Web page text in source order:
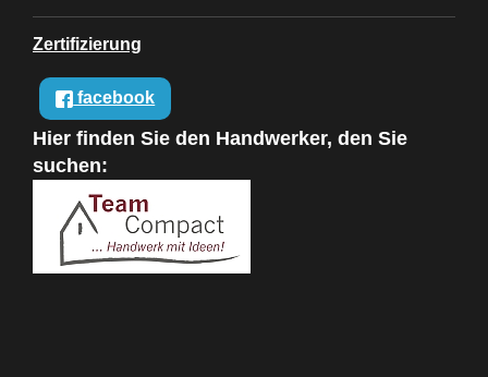
Zertifizierung
Hier finden Sie den Handwerker, den Sie
suchen:
facebook